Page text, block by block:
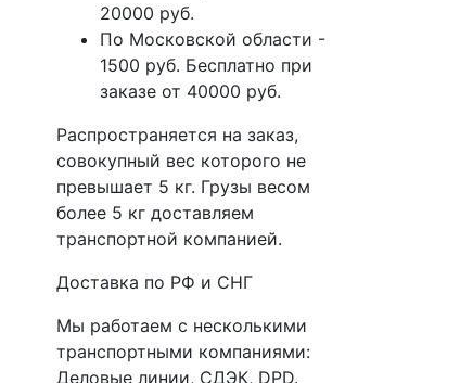
20000 руб.
По Московской области -
1500 руб. Бесплатно при
заказе от 40000 руб.
Распространяется на заказ,
совокупный вес которого не
превышает 5 кг. Грузы весом
более 5 кг доставляем
транспортной компанией.
Доставка по РФ и СНГ
Мы работаем с несколькими
транспортными компаниями:
Деловые линии, СДЭК, DPD.